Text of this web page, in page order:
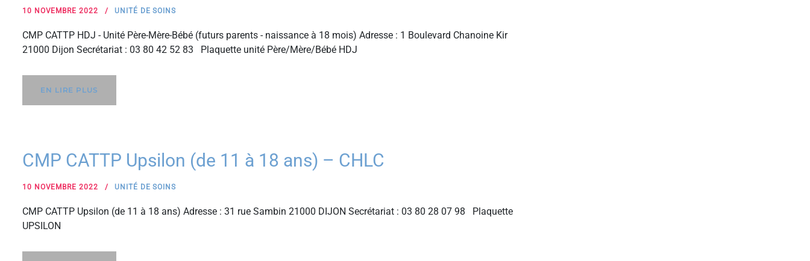
10 NOVEMBRE 2022 UNITÉ DE SOINS
CMP CATTP HDJ - Unité Père-Mère-Bébé (futurs parents - naissance à 18 mois) Adresse : 1 Boulevard Chanoine Kir
21000 Dijon Secrétariat : 03 80 42 52 83 Plaquette unité Père/Mère/Bébé HDJ
EN LIRE PLUS
CMP CATTP Upsilon (de 11 à 18 ans) – CHLC
10 NOVEMBRE 2022 UNITÉ DE SOINS
CMP CATTP Upsilon (de 11 à 18 ans) Adresse : 31 rue Sambin 21000 DIJON Secrétariat : 03 80 28 07 98 Plaquette
UPSILON